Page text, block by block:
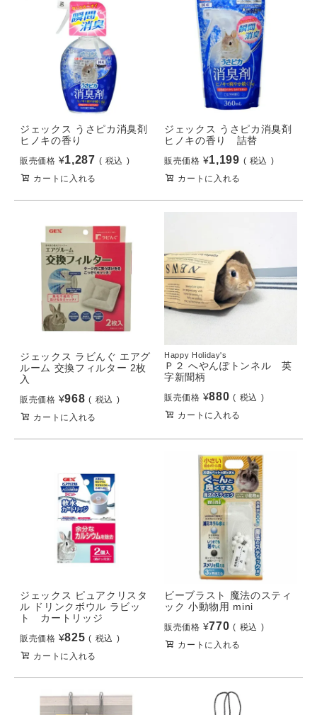
ジェックス うさピカ消臭剤
ヒノキの香り
販売価格 ¥1,287
税込
カートに入れる
ジェックス うさピカ消臭剤
ヒノキの香り 詰替
販売価格 ¥1,199
税込
カートに入れる
ジェックス ラビんぐ エアグ
ルーム 交換フィルター 2枚
入
販売価格 ¥968
税込
カートに入れる
Happy Holiday's
Ｐ２ へやんぽトンネル 英
字新聞柄
販売価格 ¥880
税込
カートに入れる
ジェックス ピュアクリスタ
ル ドリンクボウル ラビッ
ト カートリッジ
販売価格 ¥825
税込
カートに入れる
ビーブラスト 魔法のスティ
ック 小動物用 mini
販売価格 ¥770
税込
カートに入れる